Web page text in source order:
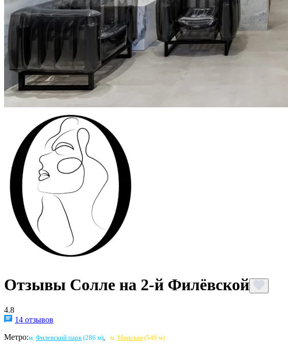
Отзывы Солле на 2-й Филёвской
4.8
14 отзывов
Метро:м. Филевский парк (286 м) м. Минская(549 м)